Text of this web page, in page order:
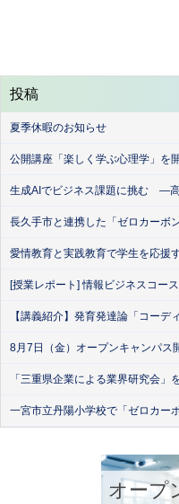
投稿
夏季休暇のお知らせ
公開講座「楽しく学ぶ心理学」を
生成AIでビジネス課題に挑む ―
長久手市と連携した「ゼロカーボ
愛情教育と実践教育で学生を応援
[授業レポート] 情報ビジネスコー
【講義紹介】発育発達論「コーデ
8月7日（金）オープンキャンパス
「三重県企業による業界研究会」
一宮市立丹陽小学校で「ゼロカー
オープ